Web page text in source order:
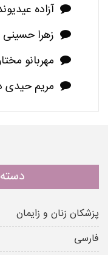
آزاده
زهرا حسینی
مهربانو
مریم حیدی
پزشکان زنان و زایمان
فارسی